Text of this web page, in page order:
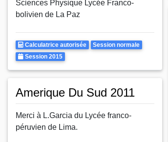
Sciences Physique Lycée Franco-
bolivien de La Paz
Calculatrice
Autorisee
Calculatrice autorisée Rattrapages
Session normale
Annee
Session 2015
Amerique Du Sud 2011
Merci à L.Garcia du Lycée franco-
péruvien de Lima.